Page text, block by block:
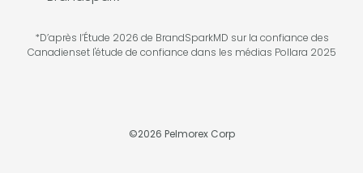
*D’après l’Étude 2026 de BrandSparkMD sur la confiance des
Canadienset l'étude de confiance dans les médias Pollara 2025
©2026 Pelmorex Corp